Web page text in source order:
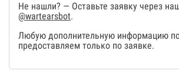
Не нашли? — Оставьте заявку через
@wartearsbot.
Любую дополнительную информацию
предоставляем только по заявке.